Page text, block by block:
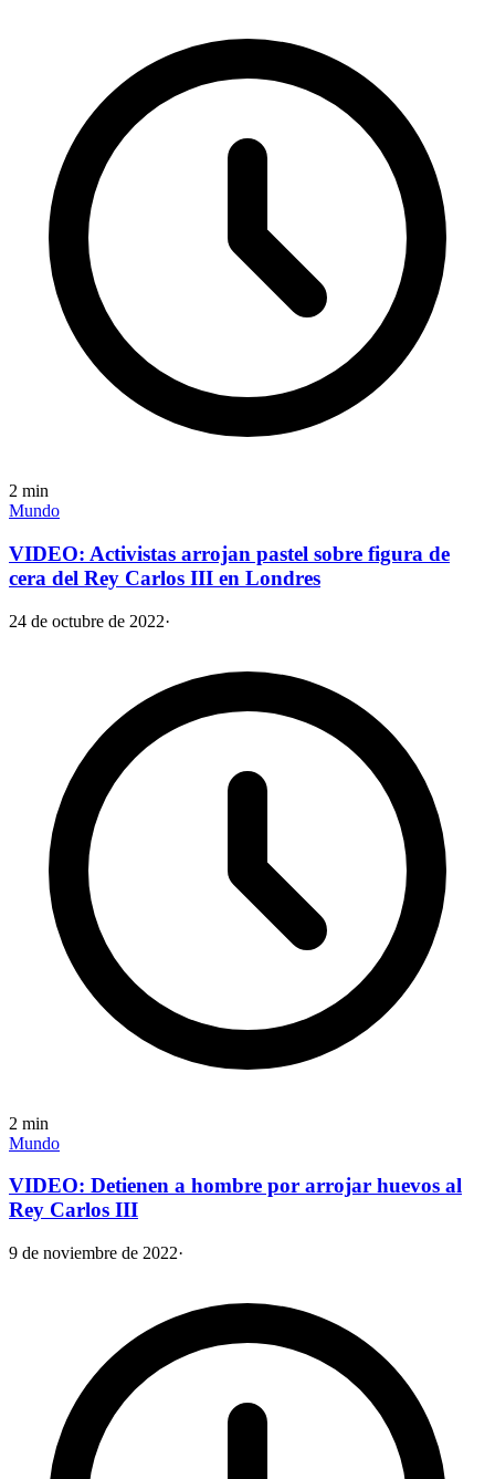
2 min
Mundo
VIDEO: Activistas arrojan pastel sobre figura de
cera del Rey Carlos III en Londres
24 de octubre de 2022·
2 min
Mundo
VIDEO: Detienen a hombre por arrojar huevos al
Rey Carlos III
9 de noviembre de 2022·